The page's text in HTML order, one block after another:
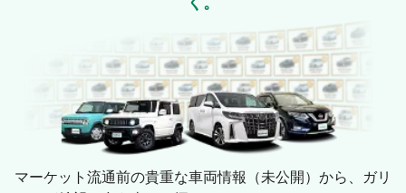
マーケット流通前の貴重な車両情報（未公開）から、ガリ